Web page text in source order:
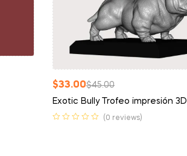
$45.00
$33.00
Exotic Bully Trofeo impresión 3D
(0 reviews)